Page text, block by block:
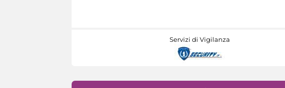
Servizi di Vigilanza